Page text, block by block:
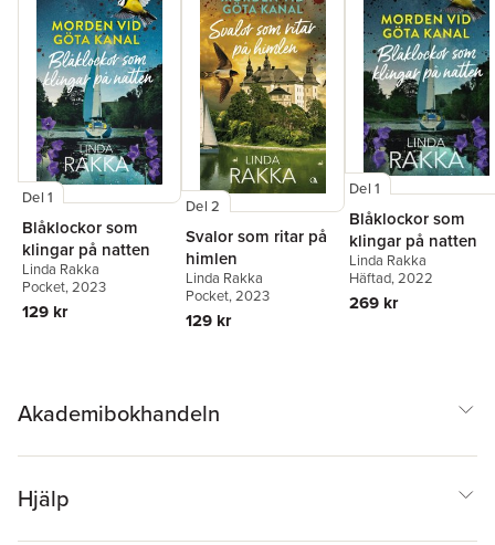
Del 1
Blåklockor som
klingar på natten
Linda Rakka
Pocket, 2023
129 kr
Del 2
Svalor som ritar på
himlen
Linda Rakka
Pocket, 2023
129 kr
Del 1
Blåklockor som
klingar på natten
Linda Rakka
Häftad, 2022
269 kr
Akademibokhandeln
Hjälp